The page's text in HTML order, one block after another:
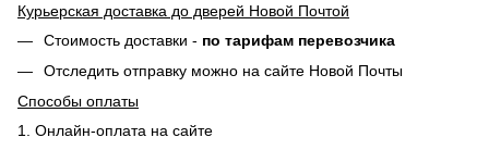
Курьерская доставка до дверей Новой Почтой
Стоимость доставки - по тарифам перевозчика
Отследить отправку можно на сайте Новой Почты
Способы оплаты
1. Онлайн-оплата на сайте